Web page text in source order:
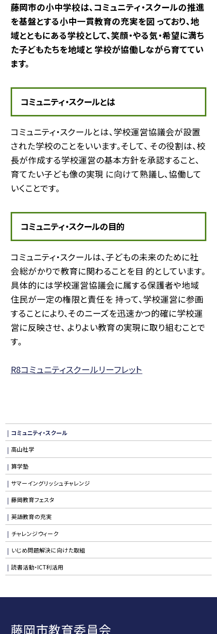
藤岡市の小中学校は、コミュニティ・スクールの推進
を基盤とする小中一貫教育の充実を図 っており、地
域とともにある学校として、笑顔・やる気・希望に満ち
た子どもたちを地域と 学校が協働しながら育ててい
ます。
コミュニティ・スクールとは
コミュニティ・スクールとは、学校運営協議会が設置
された学校のことをいいます。そして、 その役割は、校
長が作成する学校運営の基本方針を承認すること、
育てたい子ども像の実現 に向けて熟議し、協働して
いくことです。
コミュニティ・スクールの目的
コミュニティ・スクールは、子どもの未来のために社
会総がかりで教育に関わることを目 的としています。
具体的には学校運営協議会に属する保護者や地域
住民が一定の権限と責任を 持って、学校運営に参画
することにより、そのニーズを迅速かつ的確に学校運
営に反映させ、 よりよい教育の実現に取り組むことで
す。
R8コミュニティスクールリーフレット
コミュニティ・スクール
高山社学
算学塾
サマーイングリッシュチャレンジ
藤岡教育フェスタ
英語教育の充実
チャレンジウィーク
いじめ問題解決に向けた取組
読書活動・ICT利活用
藤岡市教育委員会